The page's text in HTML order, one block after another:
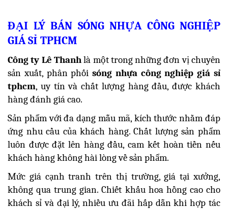
ĐẠI LÝ BÁN SÓNG NHỰA CÔNG NGHIỆP
GIÁ SỈ TPHCM
Công ty Lê Thanhlà một trong những đơn vị chuyên
sản xuất, phân phối sóng nhựa công nghiệp giá sỉ
tphcm, uy tín và chất lượng hàng đầu, được khách
hàng đánh giá cao.
Sản phẩm với đa dạng mẫu mã, kích thước nhằm đáp
ứng nhu cầu của khách hàng. Chất lượng sản phẩm
luôn được đặt lên hàng đầu, cam kết hoàn tiền nếu
khách hàng không hài lòng về sản phẩm.
Mức giá cạnh tranh trên thị trường, giá tại xưởng,
không qua trung gian. Chiết khấu hoa hồng cao cho
khách sỉ và đại lý, nhiều ưu đãi hấp dẫn khi hợp tác